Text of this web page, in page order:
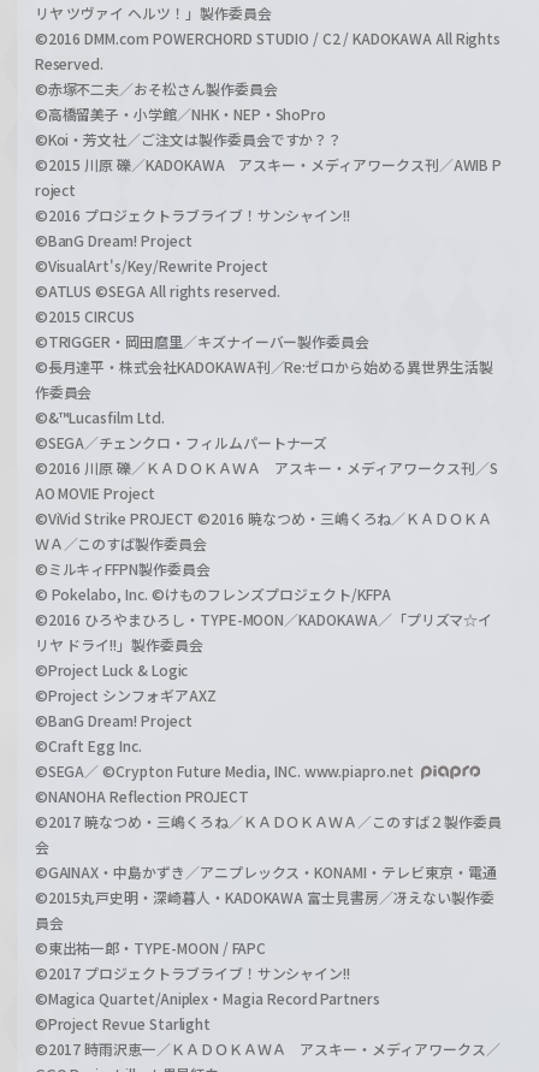
リヤ ツヴァイ ヘルツ！」製作委員会
©2016 DMM.com POWERCHORD STUDIO / C2 / KADOKAWA All Rights
Reserved.
©赤塚不二夫／おそ松さん製作委員会
©高橋留美子・小学館／NHK・NEP・ShoPro
©Koi・芳文社／ご注文は製作委員会ですか？？
©2015 川原 礫／KADOKAWA アスキー・メディアワークス刊／AWIB P
roject
©2016 プロジェクトラブライブ！サンシャイン!!
©BanG Dream! Project
©VisualArt's/Key/Rewrite Project
©ATLUS ©SEGA All rights reserved.
©2015 CIRCUS
©TRIGGER・岡田麿里／キズナイーバー製作委員会
©長月達平・株式会社KADOKAWA刊／Re:ゼロから始める異世界生活製
作委員会
©&™Lucasfilm Ltd.
©SEGA／チェンクロ・フィルムパートナーズ
©2016 川原 礫／ＫＡＤＯＫＡＷＡ アスキー・メディアワークス刊／S
AO MOVIE Project
©ViVid Strike PROJECT ©2016 暁なつめ・三嶋くろね／ＫＡＤＯＫＡ
ＷＡ／このすば製作委員会
©ミルキィFFPN製作委員会
© Pokelabo, Inc. ©けものフレンズプロジェクト/KFPA
©2016 ひろやまひろし・TYPE-MOON／KADOKAWA／「プリズマ☆イ
リヤ ドライ!!」製作委員会
©Project Luck & Logic
©Project シンフォギアAXZ
©BanG Dream! Project
©Craft Egg Inc.
©SEGA／ ©Crypton Future Media, INC. www.piapro.net
©NANOHA Reflection PROJECT
©2017 暁なつめ・三嶋くろね／ＫＡＤＯＫＡＷＡ／このすば２製作委員
会
©GAINAX・中島かずき／アニプレックス・KONAMI・テレビ東京・電通
©2015丸戸史明・深崎暮人・KADOKAWA 富士見書房／冴えない製作委
員会
©東出祐一郎・TYPE-MOON / FAPC
©2017 プロジェクトラブライブ！サンシャイン!!
©Magica Quartet/Aniplex・Magia Record Partners
©Project Revue Starlight
©2017 時雨沢恵一／ＫＡＤＯＫＡＷＡ アスキー・メディアワークス／